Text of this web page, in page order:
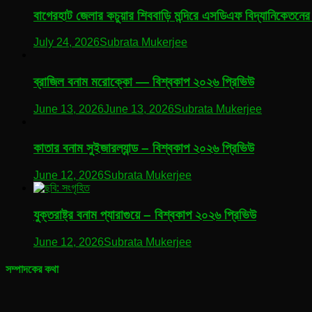
বাগেরহাট জেলার কচুয়ার শিববাড়ি মন্দিরে এসডিএফ
July 24, 2026Subrata Mukerjee
ব্রাজিল বনাম মরোক্কো — বিশ্বকাপ ২০২৬ প্রিভিউ
June 13, 2026June 13, 2026Subrata Mukerjee
কাতার বনাম সুইজারল্যান্ড – বিশ্বকাপ ২০২৬ প্রিভিউ
June 12, 2026Subrata Mukerjee
যুক্তরাষ্ট্র বনাম প্যারাগুয়ে – বিশ্বকাপ ২০২৬ প্রিভিউ
June 12, 2026Subrata Mukerjee
সম্পাদকের কথা